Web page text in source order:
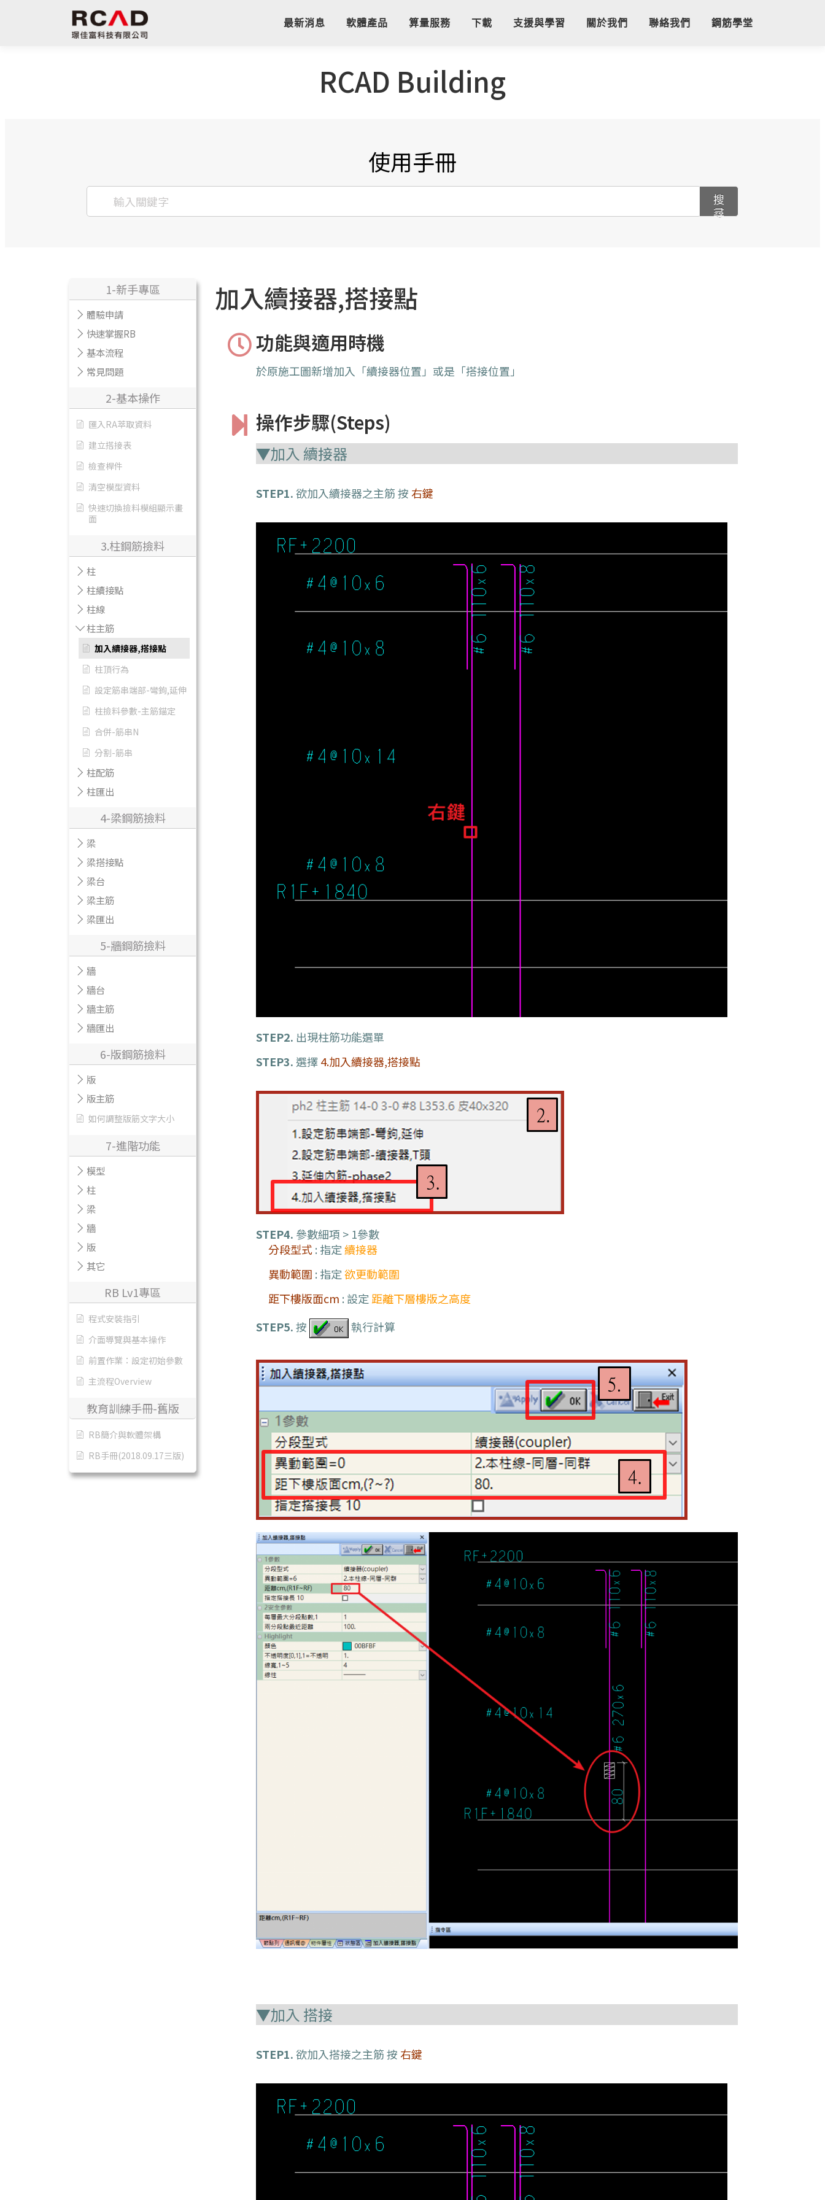
最新消息 軟體產品 算量服務 下載 支援與學習 關於我們 聯絡我們 鋼筋學堂
RCAD Building
使用手冊
搜
尋
1-新手專區
體驗申請
快速掌握RB
基本流程
常見問題
2-基本操作
匯入RA萃取資料
建立搭接表
檢查桿件
清空模型資料
快速切換撿料模組顯示畫
面
3.柱鋼筋撿料
柱
柱續接點
柱線
柱主筋
加入續接器,搭接點
柱頂行為
設定筋串端部-彎鉤,延伸
柱撿料參數-主筋錨定
合併-筋串N
分割-筋串
柱配筋
柱匯出
4-梁鋼筋撿料
梁
梁搭接點
梁台
梁主筋
梁匯出
5-牆鋼筋撿料
牆
牆台
牆主筋
牆匯出
6-版鋼筋撿料
版
版主筋
如何調整版筋文字大小
7-進階功能
模型
柱
梁
牆
版
其它
RB Lv1專區
程式安裝指引
介面導覽與基本操作
前置作業：設定初始參數
主流程Overview
教育訓練手冊-舊版
RB簡介與軟體架構
RB手冊(2018.09.17三版)
加入續接器,搭接點
功能與適用時機
於原施工圖新增加入「續接器位置」或是「搭接位置」
操作步驟(Steps)
▼加入 續接器
STEP1.欲加入續接器之主筋 按右鍵
STEP2. 出現柱筋功能選單
STEP3. 選擇4.加入續接器,搭接點
STEP4. 參數細項 > 1參數
分段型式: 指定續接器
異動範圍 : 指定欲更動範圍
距下樓版面cm : 設定 距離下層樓版之高度
STEP5.按 執行計算
▼加入 搭接
STEP1.欲加入搭接之主筋 按右鍵